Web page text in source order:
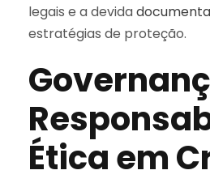
legais e a devida
estratégias de proteção.
Ética em